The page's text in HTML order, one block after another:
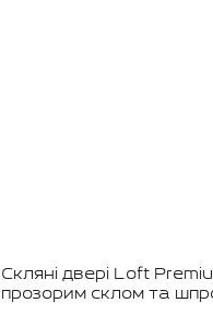
Скляні двері Loft
прозорим склом та